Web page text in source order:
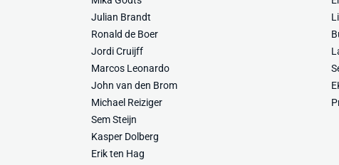
Julian Brandt
Ronald de Boer
Jordi Cruijff
Marcos Leonardo
John van den Brom
Michael Reiziger
Sem Steijn
Kasper Dolberg
Erik ten Hag